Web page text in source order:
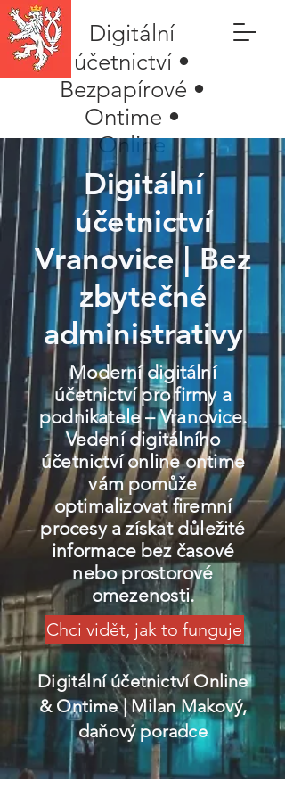
Digitální
účetnictví •
Bezpapírové •
Ontime •
Online
Digitální
účetnictví
Vranovice | Bez
zbytečné
administrativy
Moderní digitální
účetnictví pro firmy a
podnikatele – Vranovice.
Vedení digitálního
účetnictví online ontime
vám pomůže
optimalizovat firemní
procesy a získat důležité
informace bez časové
nebo prostorové
omezenosti.
Chci vidět, jak to funguje
Digitální účetnictví Online
& Ontime| Milan Makový,
daňový poradce